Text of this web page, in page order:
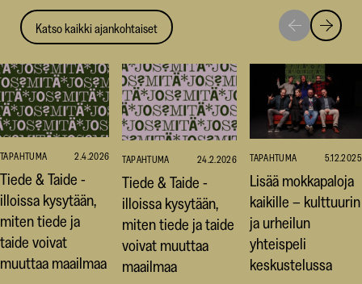
Katso kaikki ajankohtaiset
Siirry
seuraavaan
Siirry
TAPAHTUMA 2.4.2026
Tiede & Taide -
illoissa kysytään,
miten tiede ja
taide voivat
muuttaa maailmaa
TAPAHTUMA 24.2.2026
Tiede & Taide -
illoissa kysytään,
miten tiede ja taide
voivat muuttaa
maailmaa
TAPAHTUMA 5.12.2025
Lisää mokkapaloja
kaikille – kulttuurin
ja urheilun
yhteispeli
keskustelussa